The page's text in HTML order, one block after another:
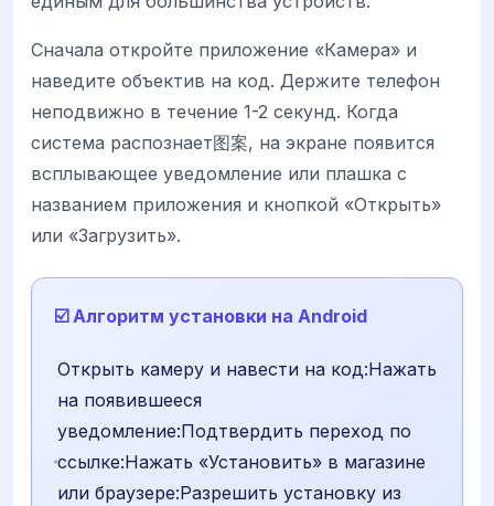
Сначала откройте приложение «Камера» и
наведите объектив на код. Держите телефон
неподвижно в течение 1-2 секунд. Когда
система распознает图案, на экране появится
всплывающее уведомление или плашка с
названием приложения и кнопкой «Открыть»
или «Загрузить».
☑️ Алгоритм установки на Android
Открыть камеру и навести на код:Нажать
на появившееся
уведомление:Подтвердить переход по
ссылке:Нажать «Установить» в магазине
или браузере:Разрешить установку из